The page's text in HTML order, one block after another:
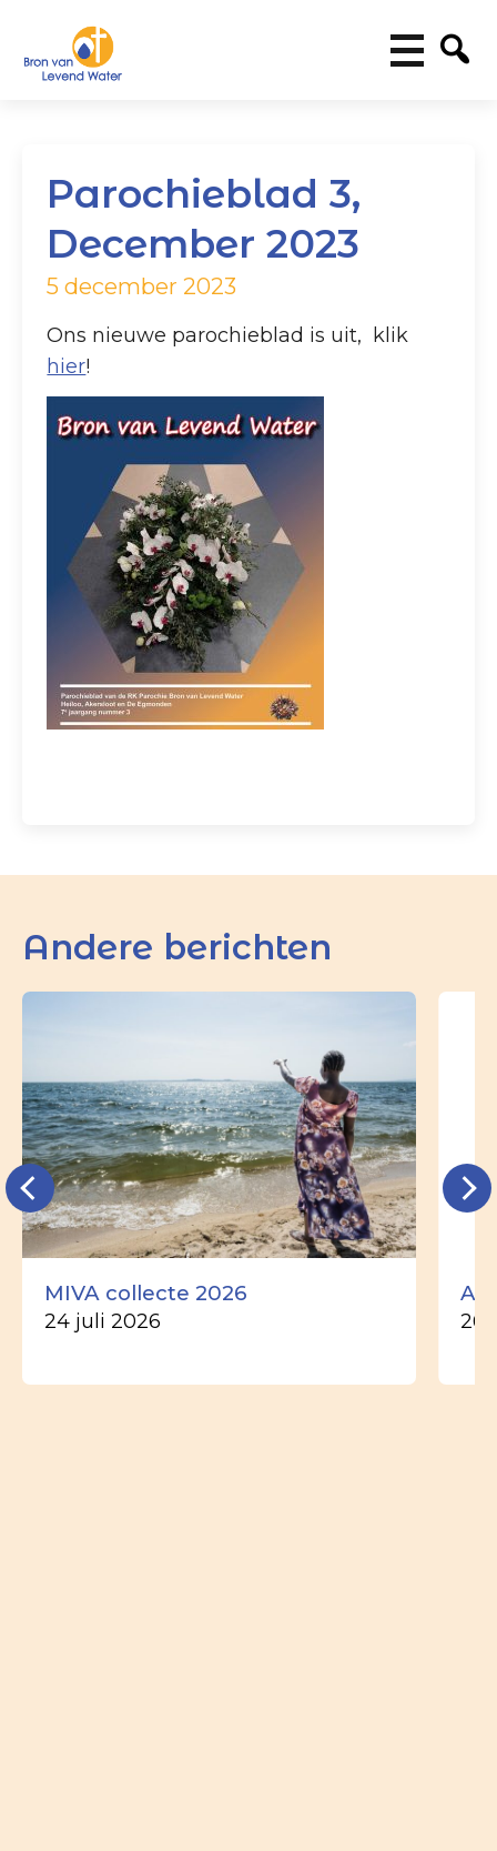
Parochieblad 3,
December 2023
5 december 2023
Ons nieuwe parochieblad is uit, klik
hier!
Andere berichten
MIVA collecte 2026
24 juli 2026 26